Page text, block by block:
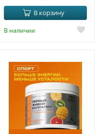
В корзину
В наличии